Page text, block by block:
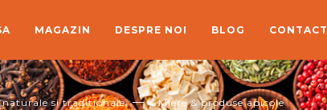
MAGAZIN DESPRE NOI BLOG CONTACT
si traditionale — › Miere & produse apicole